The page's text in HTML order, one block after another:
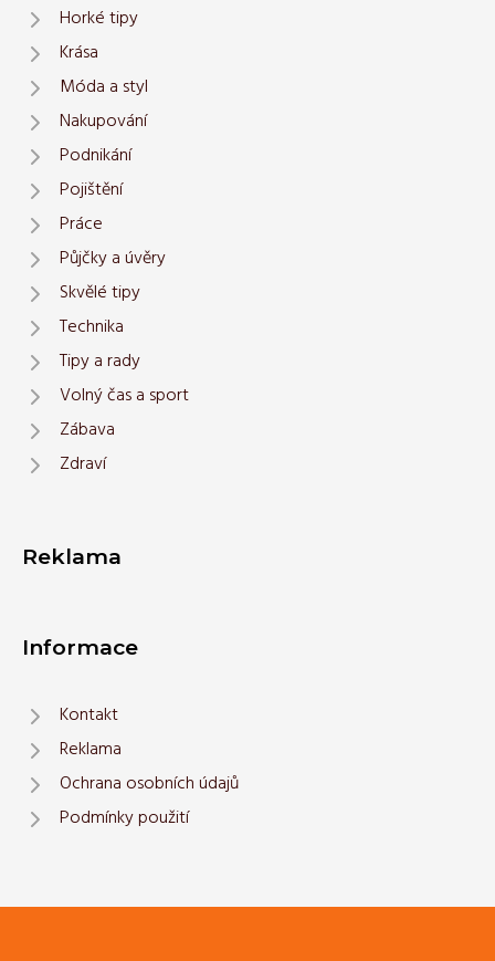
Horké tipy
Krása
Móda a styl
Nakupování
Podnikání
Pojištění
Práce
Půjčky a úvěry
Skvělé tipy
Technika
Tipy a rady
Volný čas a sport
Zábava
Zdraví
Reklama
Informace
Kontakt
Reklama
Ochrana osobních údajů
Podmínky použití